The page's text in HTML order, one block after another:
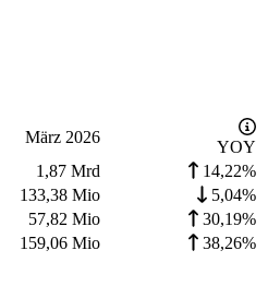
März 2026
YOY
1,87 Mrd
14,22%
133,38 Mio
5,04%
57,82 Mio
30,19%
159,06 Mio 38,26%